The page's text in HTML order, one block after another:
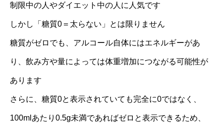
制限中の人やダイエット中の人に人気です
しかし「糖質0＝太らない」とは限りません
糖質がゼロでも、アルコール自体にはエネルギーがあ
り、飲み方や量によっては体重増加につながる可能性が
あります
さらに、糖質0と表示されていても完全に0ではなく、
100mlあたり0.5g未満であればゼロと表示できるため、